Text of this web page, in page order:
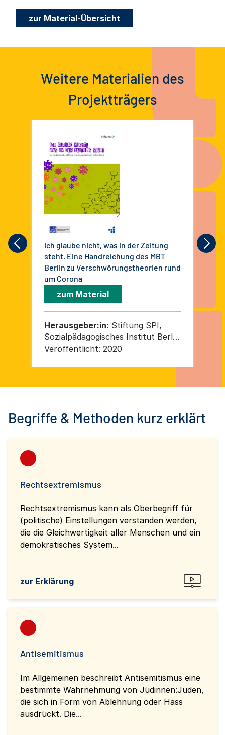
zur Material-Übersicht
Weitere Materialien des
Projektträgers
Ich glaube nicht, was in der Zeitung
steht. Eine Handreichung des MBT
Berlin zu Verschwörungstheorien rund
um Corona
zum Material
Herausgeber:in: Stiftung SPI,
Sozialpädagogisches Institut Berlin
»Walter May«. Gemeinnützige
der Arbeiterwohlfahrt,
Veröffentlicht: 2020
Begriffe & Methoden kurz erklärt
Rechtsextremismus
Rechtsextremismus kann als Oberbegriff für
(politische) Einstellungen verstanden werden,
die die Gleichwertigkeit aller Menschen und ein
demokratisches System...
zur Erklärung
Antisemitismus
Im Allgemeinen beschreibt Antisemitismus eine
bestimmte Wahrnehmung von Jüdinnen:Juden,
die sich in Form von Ablehnung oder Hass
ausdrückt. Die...